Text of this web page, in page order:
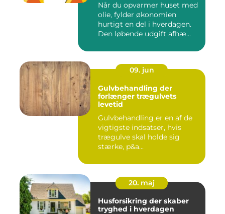
Når du opvarmer huset med
olie, fylder økonomien
hurtigt en del i hverdagen.
Den løbende udgift afhæ...
09. jun
Gulvbehandling der
forlænger trægulvets
levetid
Gulvbehandling er en af de
vigtigste indsatser, hvis
trægulve skal holde sig
stærke, p&a...
20. maj
Husforsikring der skaber
tryghed i hverdagen